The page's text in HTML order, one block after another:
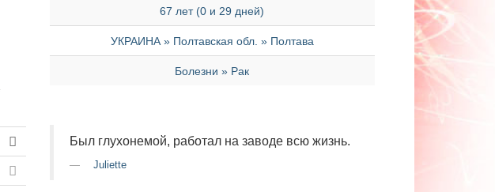
67 лет (0 и 29 дней)
УКРАИНА » Полтавская обл. » Полтава
Болезни » Рак
Был глухонемой, работал на заводе всю жизнь.
Juliette